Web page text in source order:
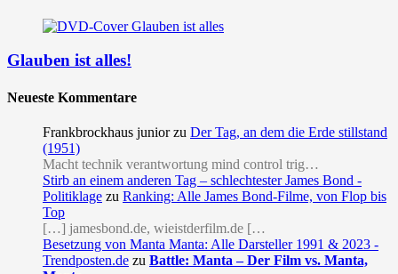
Glauben ist alles!
Neueste Kommentare
Frankbrockhaus junior zu Der Tag, an dem die Erde stillstand
(1951)
Macht technik verantwortung mind control trig…
Stirb an einem anderen Tag – schlechtester James Bond -
Politiklage zu Ranking: Alle James Bond-Filme, von Flop bis
Top
[…] jamesbond.de, wieistderfilm.de […
Besetzung von Manta Manta: Alle Darsteller 1991 & 2023 -
Trendposten.de zu Battle: Manta – Der Film vs. Manta,